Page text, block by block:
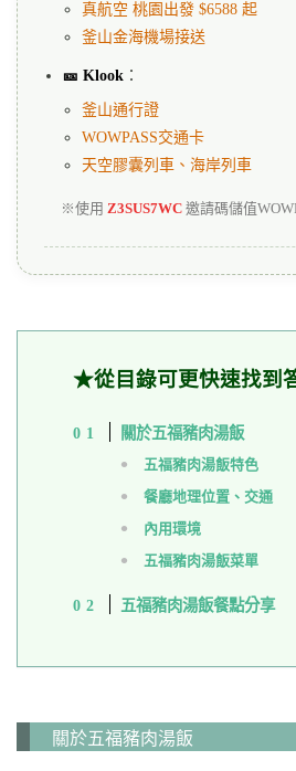
真航空 桃園出發 $6588 起
釜山金海機場接送
🎫 Klook：
釜山通行證
WOWPASS交通卡
天空膠囊列車、海岸列車
※使用 Z3SUS7WC邀請碼儲值
★從目錄可更快速找到
關於五福豬肉湯飯
五福豬肉湯飯特色
餐廳地理位置、交通
內用環境
五福豬肉湯飯菜單
五福豬肉湯飯餐點分享
關於五福豬肉湯飯